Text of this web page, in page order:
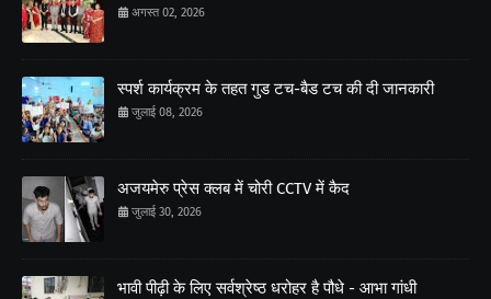
अगस्त 02, 2026
स्पर्श कार्यक्रम के तहत गुड टच-बैड टच की दी जानकारी
जुलाई 08, 2026
अजयमेरु प्रेस क्लब में चोरी CCTV में कैद
जुलाई 30, 2026
भावी पीढ़ी के लिए सर्वश्रेष्ठ धरोहर है पौधे - आभा गांधी